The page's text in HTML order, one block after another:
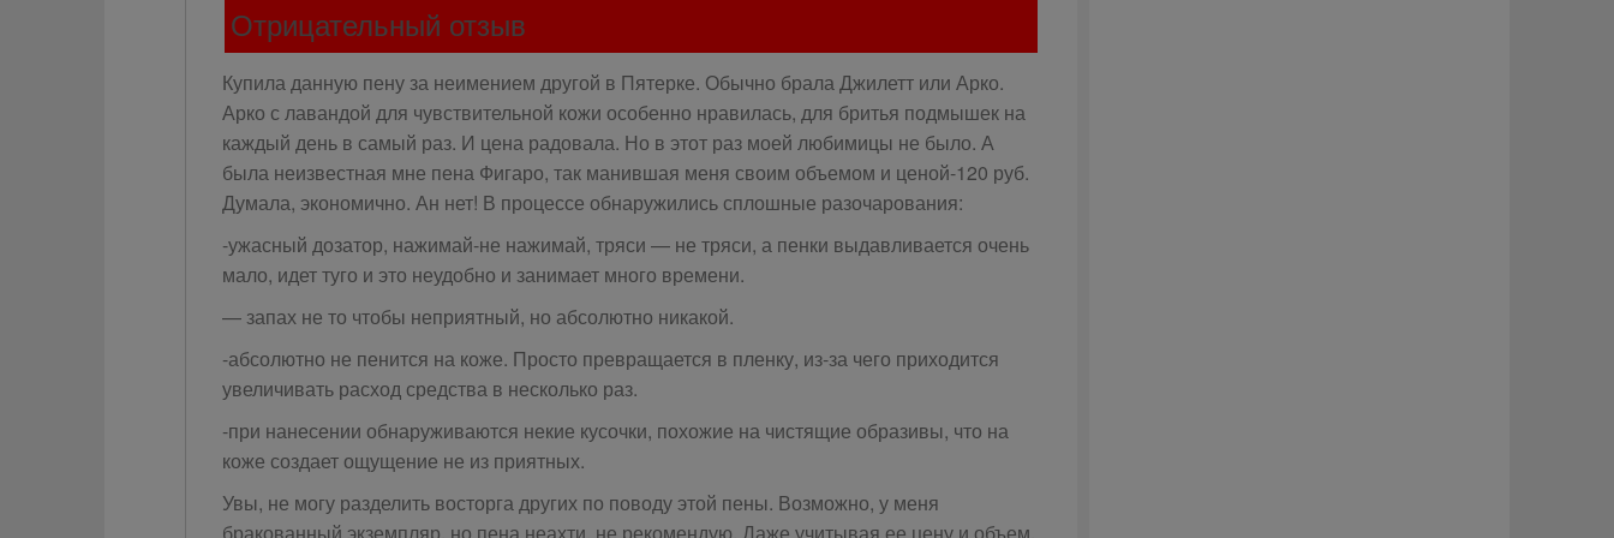
Отрицательный отзыв
Купила данную пену за неимением другой в Пятерке. Обычно брала Джилетт или Арко.
Арко с лавандой для чувствительной кожи особенно нравилась, для бритья подмышек на
каждый день в самый раз. И цена радовала. Но в этот раз моей любимицы не было. А
была неизвестная мне пена Фигаро, так манившая меня своим объемом и ценой-120 руб.
Думала, экономично. Ан нет! В процессе обнаружились сплошные разочарования:
-ужасный дозатор, нажимай-не нажимай, тряси — не тряси, а пенки выдавливается очень
мало, идет туго и это неудобно и занимает много времени.
— запах не то чтобы неприятный, но абсолютно никакой.
-абсолютно не пенится на коже. Просто превращается в пленку, из-за чего приходится
увеличивать расход средства в несколько раз.
-при нанесении обнаруживаются некие кусочки, похожие на чистящие образивы, что на
коже создает ощущение не из приятных.
Увы, не могу разделить восторга других по поводу этой пены. Возможно, у меня